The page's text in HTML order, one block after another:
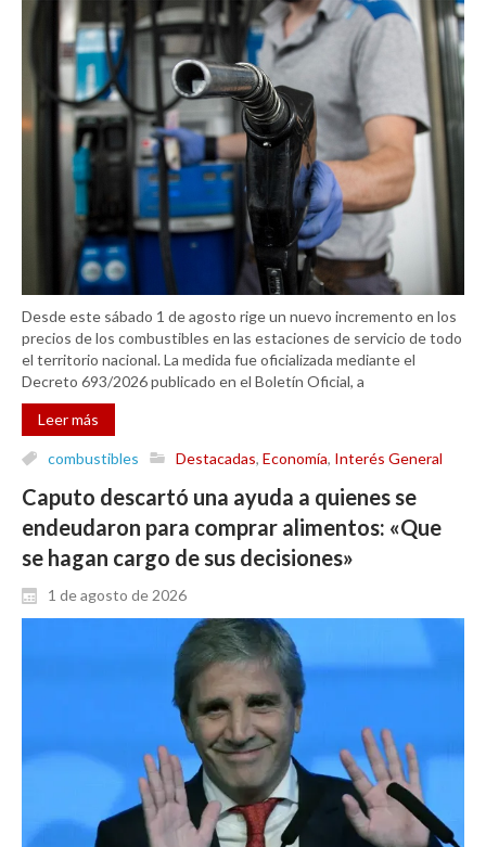
Desde este sábado 1 de agosto rige un nuevo incremento en los
precios de los combustibles en las estaciones de servicio de todo
el territorio nacional. La medida fue oficializada mediante el
Decreto 693/2026 publicado en el Boletín Oficial, a
Leer más
combustibles Destacadas, Economía, Interés General
Caputo descartó una ayuda a quienes se
endeudaron para comprar alimentos: «Que
se hagan cargo de sus decisiones»
1 de agosto de 2026